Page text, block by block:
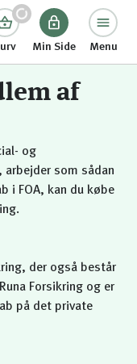
Min Side Menu
af
og
som sådan
i FOA, kan du købe
der også består
Forsikring og er
på det private